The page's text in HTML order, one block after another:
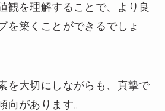
観を理解することで、より良
を築くことができるでしょ
を大切にしながらも、真摯で
向があります。